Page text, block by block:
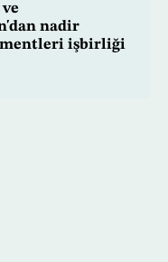
nadir
işbirliği